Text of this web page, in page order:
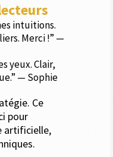
intuitions.
Merci !” —
yeux. Clair,
— Sophie
Ce
pour
artificielle,